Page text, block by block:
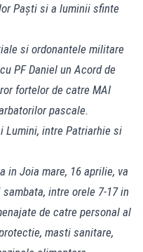
Paști si a luminii sfinte
si ordonantele militare
PF Daniel un Acord de
fortelor de catre MAI
pascale.
Lumini, intre Patriarhie si
in Joia mare, 16 aprilie, va
intre orele 7-17 in
de catre personal al
masti sanitare,